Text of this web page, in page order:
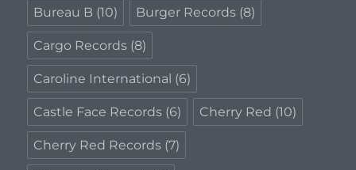
Bureau B (10) Burger Records (8)
Cargo Records (8)
Caroline International (6)
Castle Face Records (6) Cherry Red (10)
Cherry Red Records (7)